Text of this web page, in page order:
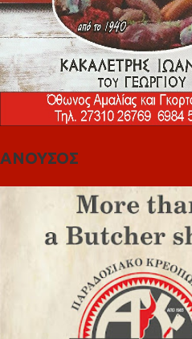
ΑΝΟΥΣΟΣ